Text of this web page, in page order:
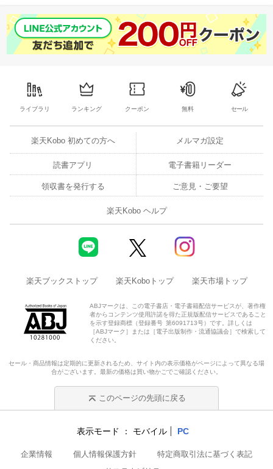
ライブラリ ランキング クーポン 無料 セール
楽天Kobo 初めての方へ メルマガ設定
読書アプリ 電子書籍リーダー
領収書を発行する ご意見・ご要望
楽天Kobo ヘルプ
楽天ブックストップ 楽天Koboトップ 楽天市場トップ
ABJマークは、この電子書店・電子書籍配信サービスが、著作権
者からコンテンツ使用許諾を得た正規版配信サービスであること
を示す登録商標（登録番号 第6091713号）です。詳しくは
［ABJマーク］または［電子出版制作・流通協議会］で検索して
ください。
セール・商品情報は定期的に更新されるため、サイト内の表示価格がページによって異なる場
合がございます。最新の価格は買い物かごでご確認ください。
このページの先頭に戻る
表示モード モバイル PC
企業情報 個人情報保護方針
特定商取引法に基づく表記